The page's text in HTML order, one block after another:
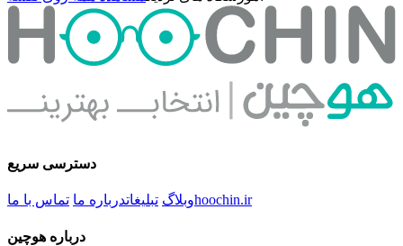
دسترسی سریع
وبلاگ تبلیغاتدرباره ما تماس با ما hoochin.ir
درباره هوچین